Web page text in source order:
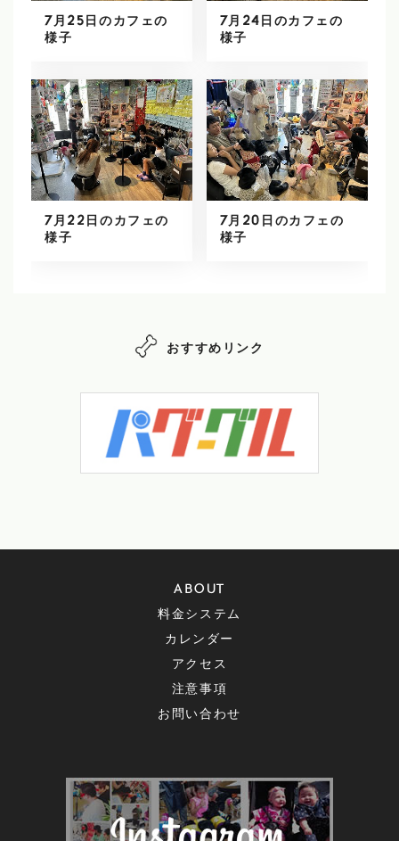
7月25日のカフェの
様子
7月24日のカフェの
様子
7月22日のカフェの
様子
7月20日のカフェの
様子
おすすめリンク
ABOUT
料金システム
カレンダー
アクセス
注意事項
お問い合わせ